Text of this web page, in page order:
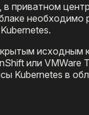
приватном
необходимо
исходным
или VMWare
Kubernetes в